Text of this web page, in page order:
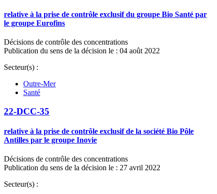
relative à la prise de contrôle exclusif du groupe Bio Santé par
le groupe Eurofins
Décisions de contrôle des concentrations
Publication du sens de la décision le : 04 août 2022
Secteur(s) :
Outre-Mer
Santé
22-DCC-35
relative à la prise de contrôle exclusif de la société Bio Pôle
Antilles par le groupe Inovie
Décisions de contrôle des concentrations
Publication du sens de la décision le : 27 avril 2022
Secteur(s) :